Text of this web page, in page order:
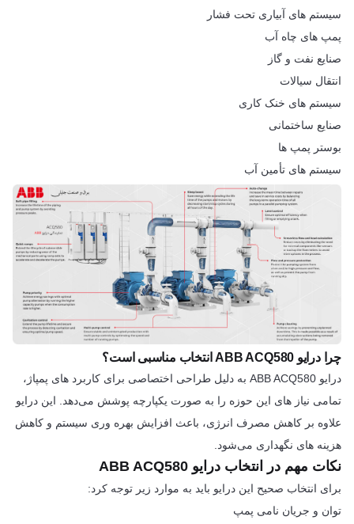
سیستم های آبیاری تحت فشار
پمپ های چاه آب
صنایع نفت و گاز
انتقال سیالات
سیستم های خنک کاری
صنایع ساختمانی
بوستر پمپ ها
سیستم های تأمین آب
چرا درایو ABB ACQ580 انتخاب مناسبی است؟
درایو ABB ACQ580 به دلیل طراحی اختصاصی برای کاربرد های پمپاژ،
تمامی نیاز های این حوزه را به صورت یکپارچه پوشش می‌دهد. این درایو
علاوه بر کاهش مصرف انرژی، باعث افزایش بهره وری سیستم و کاهش
هزینه های نگهداری می‌شود.
نکات مهم در انتخاب درایو ABB ACQ580
برای انتخاب صحیح این درایو باید به موارد زیر توجه کرد:
توان و جریان نامی پمپ